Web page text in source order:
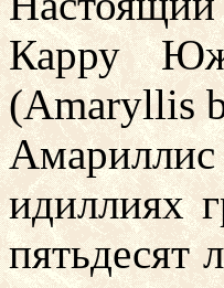
Карру
(Amaryllis
идиллиях
пятьдесят